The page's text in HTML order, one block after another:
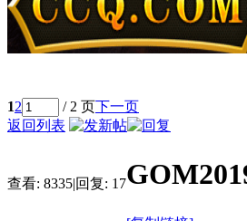
12 / 2 页下一页
返回列表
查看: 8335|回复: 17